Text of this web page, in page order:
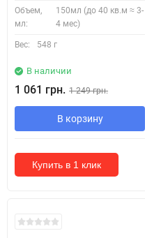
Объем,
мл:
150мл (до 40 кв.м ≈ 3-
4 мес)
Вес: 548 г
В наличии
1 061 грн. 1 249 грн.
В корзину
Купить в 1 клик